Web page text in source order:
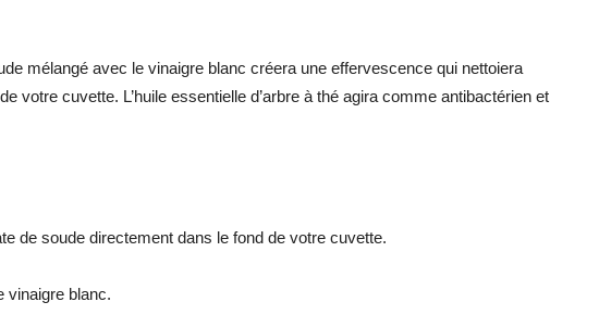
mélangé avec le vinaigre blanc créera une effervescence qui nettoiera
votre cuvette. L’huile essentielle d’arbre à thé agira comme antibactérien et
de soude directement dans le fond de votre cuvette.
vinaigre blanc.